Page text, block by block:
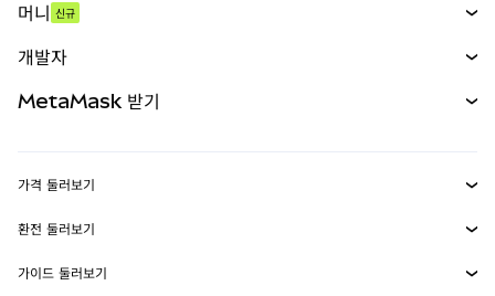
무기한 선물
실물자산
머니 신규
개발자
MetaMask Connect
Snaps
MetaMask 받기
보안
가격 둘러보기
이더리움 가격
솔라나 가격
환전 둘러보기
ETH를 USD로 환전
가이드 둘러보기